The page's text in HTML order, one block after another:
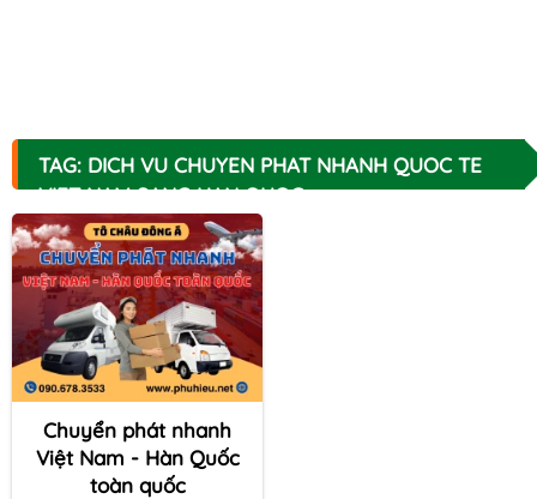
TAG: DICH VU CHUYEN PHAT NHANH QUOC TE
VIET NAM SANG HAN QUOC
Chuyển phát nhanh
Việt Nam - Hàn Quốc
toàn quốc